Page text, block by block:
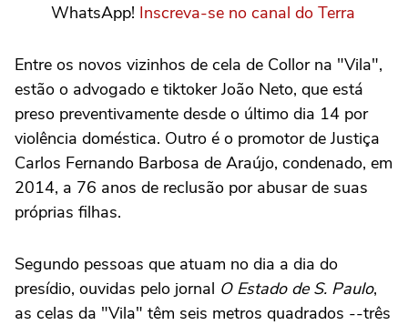
WhatsApp! Inscreva-se no canal do Terra
Entre os novos vizinhos de cela de Collor na "Vila",
estão o advogado e tiktoker João Neto, que está
preso preventivamente desde o último dia 14 por
violência doméstica. Outro é o promotor de Justiça
Carlos Fernando Barbosa de Araújo, condenado, em
2014, a 76 anos de reclusão por abusar de suas
próprias filhas.
Segundo pessoas que atuam no dia a dia do
presídio, ouvidas pelo jornal O Estado de S. Paulo,
as celas da "Vila" têm seis metros quadrados --três